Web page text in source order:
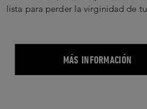
lista para perder la virginidad de
MÁS INFORMACIÓN